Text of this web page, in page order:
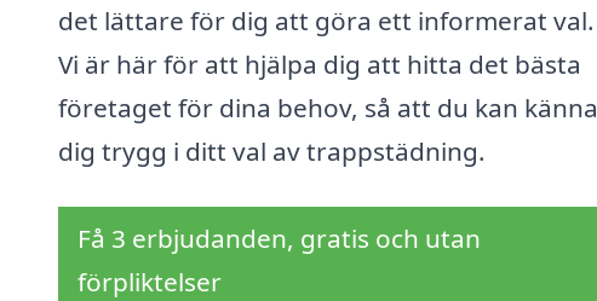
det lättare för dig att göra ett informerat val.
Vi är här för att hjälpa dig att hitta det bästa
företaget för dina behov, så att du kan känna
dig trygg i ditt val av trappstädning.
Få 3 erbjudanden, gratis och utan
förpliktelser